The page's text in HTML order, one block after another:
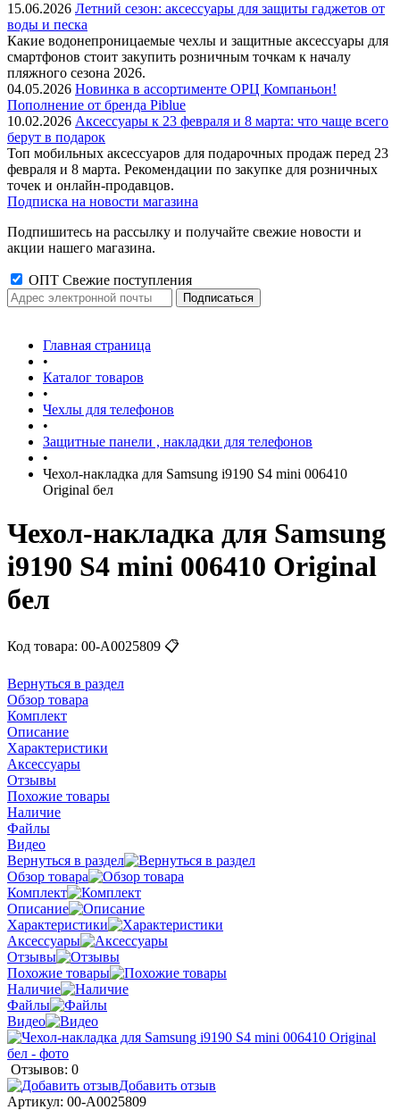
15.06.2026 Летний сезон: аксессуары для защиты гаджетов от
воды и песка
Какие водонепроницаемые чехлы и защитные аксессуары для
смартфонов стоит закупить розничным точкам к началу
пляжного сезона 2026.
04.05.2026 Новинка в ассортименте OРЦ Компаньон!
Пополнение от бренда Piblue
10.02.2026 Аксессуары к 23 февраля и 8 марта: что чаще всего
берут в подарок
Топ мобильных аксессуаров для подарочных продаж перед 23
февраля и 8 марта. Рекомендации по закупке для розничных
точек и онлайн-продавцов.
Подписка на новости магазина
Подпишитесь на рассылку и получайте свежие новости и
акции нашего магазина.
ОПТ Свежие поступления
Главная страница
•
Каталог товаров
•
Чехлы для телефонов
•
Защитные панели , накладки для телефонов
•
Чехол-накладка для Samsung i9190 S4 mini 006410
Original бел
Чехол-накладка для Samsung
i9190 S4 mini 006410 Original
бел
Код товара: 00-А0025809 📋
Вернуться в раздел
Обзор товара
Комплект
Описание
Характеристики
Аксессуары
Отзывы
Похожие товары
Наличие
Файлы
Видео
Вернуться в раздел
Обзор товара
Комплект
Описание
Характеристики
Аксессуары
Отзывы
Похожие товары
Наличие
Файлы
Видео
Отзывов: 0
Добавить отзыв
Артикул: 00-А0025809